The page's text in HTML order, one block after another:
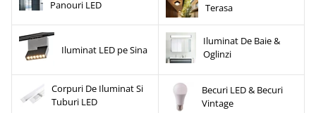
Panouri LED
Terasa
Iluminat LED pe Sina
Iluminat De Baie &
Oglinzi
Corpuri De Iluminat Si
Tuburi LED
Becuri LED & Becuri
Vintage